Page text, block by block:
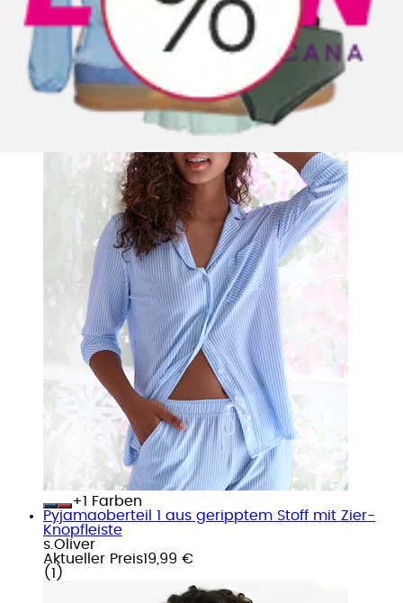
+ Farben
Pyjamaoberteil 1 tlg. mit Reverskragen
s.Oliver
Aktueller Preis
25,99 €
+
Farben
Pyjamaoberteil 1 aus geripptem Stoff mit Zier-
Knopfleiste
s.Oliver
Aktueller Preis19,99 €
( 1 )